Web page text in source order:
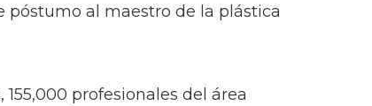
póstumo al maestro de la plástica
profesionales del área